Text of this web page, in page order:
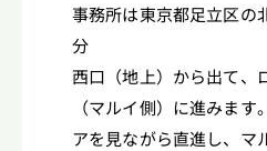
事務所は東京都足立区の
分
西口（地上）から出て、
（マルイ側）に進みま
アを見ながら直進し、マ